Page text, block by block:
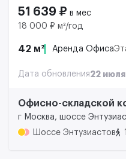
51 639 ₽ в мес
18 000 ₽ м²/год
42 м² Аренда Офиса
Дата обновления22
Офисно-складской
г Москва, шоссе
Шоссе Энтузиастов